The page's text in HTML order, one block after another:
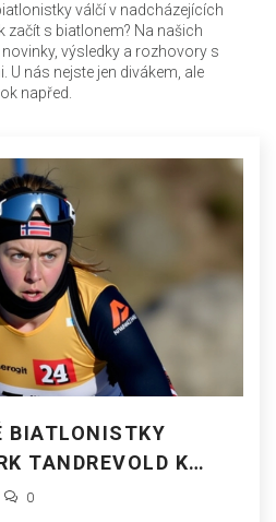
válčí v nadcházejících
začít s biatlonem? Na našich
výsledky a rozhovory s
nás nejste jen divákem, ale
napřed.
BIATLONISTKY
TANDREVOLD K
SRDCE
0